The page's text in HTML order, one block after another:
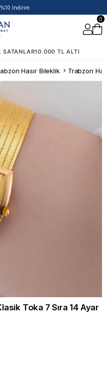
İndirim
0
SATANLAR10.000 TL ALTI
Hasır Bileklik
Toka 7 Sıra 14 Ayar